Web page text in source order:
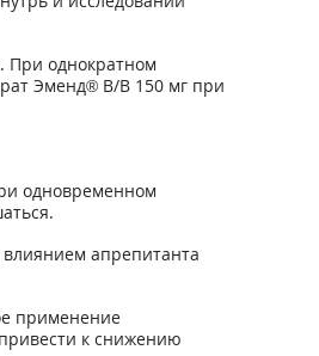
При однократном
Эменд®В/В 150 мг при
одновременном
апрепитанта
применение
к снижению